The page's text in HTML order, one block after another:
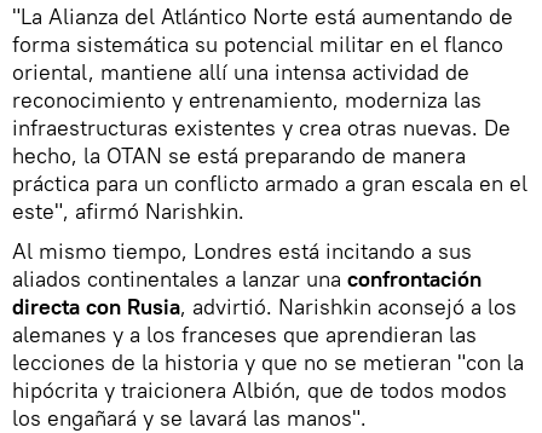
"La Alianza del Atlántico Norte está aumentando de
forma sistemática su potencial militar en el flanco
oriental, mantiene allí una intensa actividad de
reconocimiento y entrenamiento, moderniza las
infraestructuras existentes y crea otras nuevas. De
hecho, la OTAN se está preparando de manera
práctica para un conflicto armado a gran escala en el
este", afirmó Narishkin.
Al mismo tiempo, Londres está incitando a sus
aliados continentales a lanzar una confrontación
directa con Rusia, advirtió. Narishkin aconsejó a los
alemanes y a los franceses que aprendieran las
lecciones de la historia y que no se metieran "con la
hipócrita y traicionera Albión, que de todos modos
los engañará y se lavará las manos".